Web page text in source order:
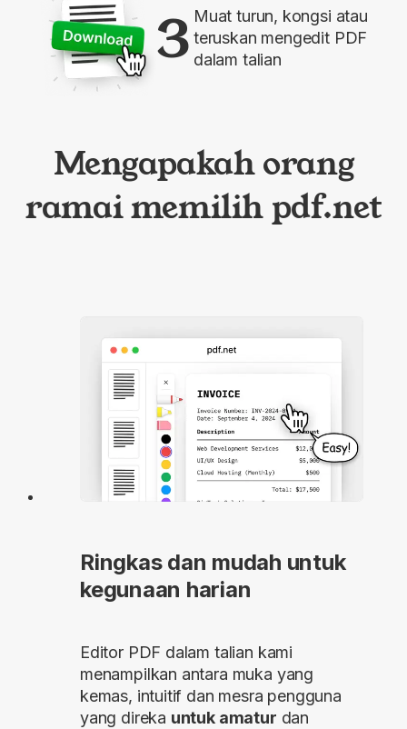
3 Muat turun, kongsi atau
teruskan mengedit PDF
dalam talian
Mengapakah orang
ramai memilih pdf.net
Ringkas dan mudah untuk
kegunaan harian
Editor PDF dalam talian kami
menampilkan antara muka yang
kemas, intuitif dan mesra pengguna
yang direka untuk amatur dan